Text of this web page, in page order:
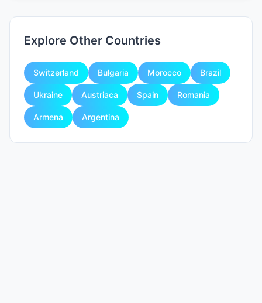
Explore Other Countries
Switzerland Bulgaria Morocco Brazil
Ukraine Austriaca Spain Romania
Armena Argentina